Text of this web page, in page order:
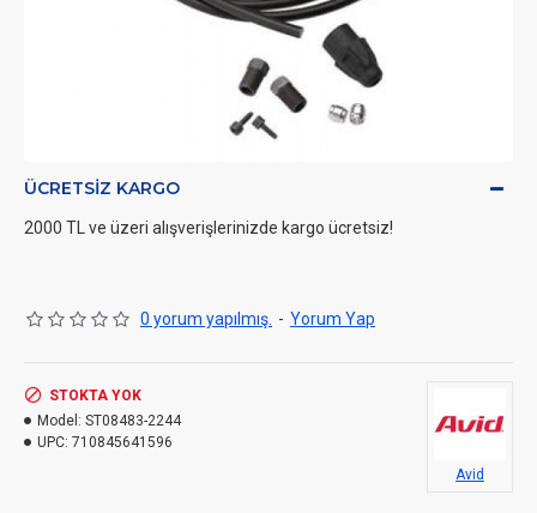
ÜCRETSIZ KARGO
2000 TL ve üzeri alışverişlerinizde kargo ücretsiz!
0 yorum yapılmış. - Yorum Yap
STOKTA YOK
Model: ST08483-2244
UPC: 710845641596
Avid